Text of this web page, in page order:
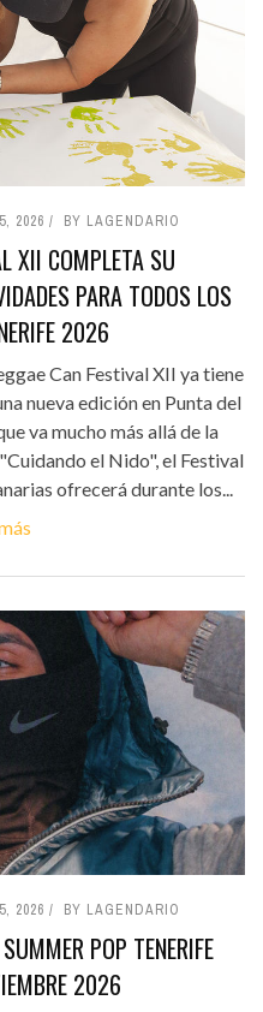
2026 BY LAGENDARIO
XII COMPLETA SU
PARA TODOS LOS
2026
Can Festival XII ya tiene
nueva edición en Punta del
va mucho más allá de la
el Nido", el Festival
ofrecerá durante los...
2026 BY LAGENDARIO
POP TENERIFE
2026